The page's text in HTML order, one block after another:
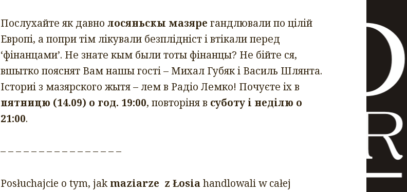
Послухайте як давнолосяньскы мазяре гандлювали по цілій
Европі, а попри тім лікували безплідніст і втікали перед
‘фінанцами’. Не знате кым были тоты фінанцы? Не бійте ся,
вшытко пояснят Вам нашы гості – Михал Губяк і Василь Шлянта.
Істориі з мазярского жытя – лем в Радіо Лемко! Почуєте іх в
пятницю (14.09) о год. 19:00, повторіня в суботу і неділю о
21:00.
– – – – – – – – – – – – – – – –
Posłuchajcie o tym, jakmaziarze z Łosiаhandlowali w całej